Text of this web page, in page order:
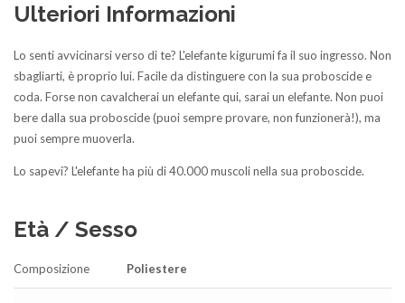
Ulteriori Informazioni
Lo senti avvicinarsi verso di te? L'elefante kigurumi fa il suo ingresso. Non
sbagliarti, è proprio lui. Facile da distinguere con la sua proboscide e
coda. Forse non cavalcherai un elefante qui, sarai un elefante. Non puoi
bere dalla sua proboscide (puoi sempre provare, non funzionerà!), ma
puoi sempre muoverla.
Lo sapevi? L'elefante ha più di 40.000 muscoli nella sua proboscide.
Età / Sesso
Composizione Poliestere